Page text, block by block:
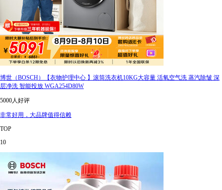
博世（BOSCH）【衣物护理中心 】滚筒洗衣机10KG大容量 活氧空气洗 蒸汽除皱 深
层净洗 智能投放 WGA254D80W
5000人好评
非常好用，大品牌值得信赖
TOP
10